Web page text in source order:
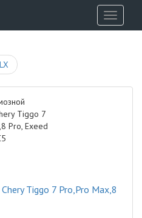
Toggle
Tiggo 7 Pro,Pro Max,8